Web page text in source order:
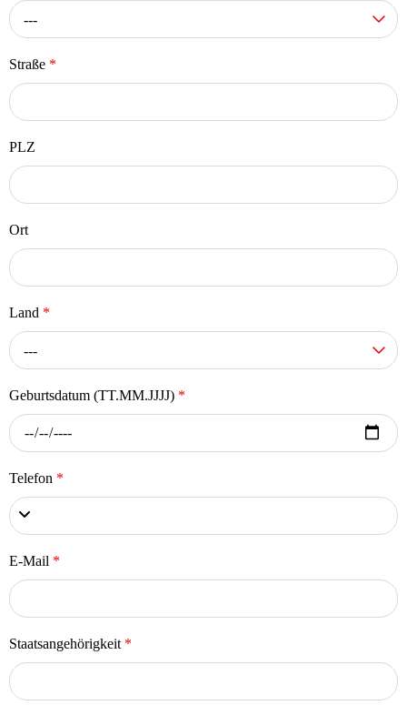
---
Straße *
PLZ
Ort
Land *
---
Geburtsdatum (TT.MM.JJJJ) *
Telefon *
E-Mail *
Staatsangehörigkeit *